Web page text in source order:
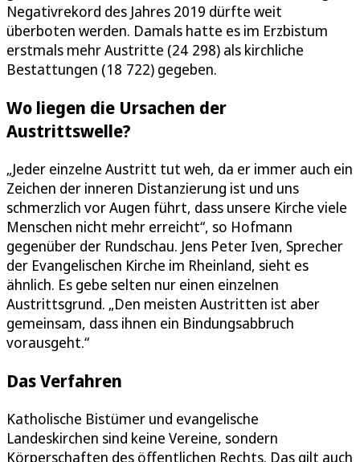
Negativrekord des Jahres 2019 dürfte weit
überboten werden. Damals hatte es im Erzbistum
erstmals mehr Austritte (24 298) als kirchliche
Bestattungen (18 722) gegeben.
Wo liegen die Ursachen der
Austrittswelle?
„Jeder einzelne Austritt tut weh, da er immer auch ein
Zeichen der inneren Distanzierung ist und uns
schmerzlich vor Augen führt, dass unsere Kirche viele
Menschen nicht mehr erreicht“, so Hofmann
gegenüber der Rundschau. Jens Peter Iven, Sprecher
der Evangelischen Kirche im Rheinland, sieht es
ähnlich. Es gebe selten nur einen einzelnen
Austrittsgrund. „Den meisten Austritten ist aber
gemeinsam, dass ihnen ein Bindungsabbruch
vorausgeht.“
Das Verfahren
Katholische Bistümer und evangelische
Landeskirchen sind keine Vereine, sondern
Körperschaften des öffentlichen Rechts. Das gilt auch